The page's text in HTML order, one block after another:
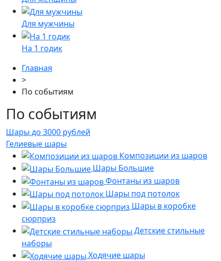
Для мужчины
На 1 годик
Главная
>
По событиям
По событиям
Шары до 3000 рублей
Гелиевые шары
Композиции из шаров
Шары Большие
Фонтаны из шаров
Шары под потолок
Шары в коробке
сюрприз
Детские стильные
наборы
Ходячие шары